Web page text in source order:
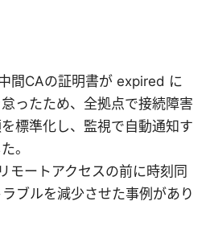
間CAの証明書が expired に
ったため、全拠点で接続障害
標準化し、監視で自動通知す
。
モートアクセスの前に時刻同
ブルを減少させた事例があり